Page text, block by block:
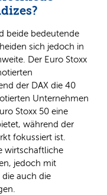
beide bedeutende
sich jedoch in
Der Euro Stoxx
der DAX die 40
Unternehmen
Stoxx 50 eine
während der
fokussiert ist.
wirtschaftliche
jedoch mit
auch die